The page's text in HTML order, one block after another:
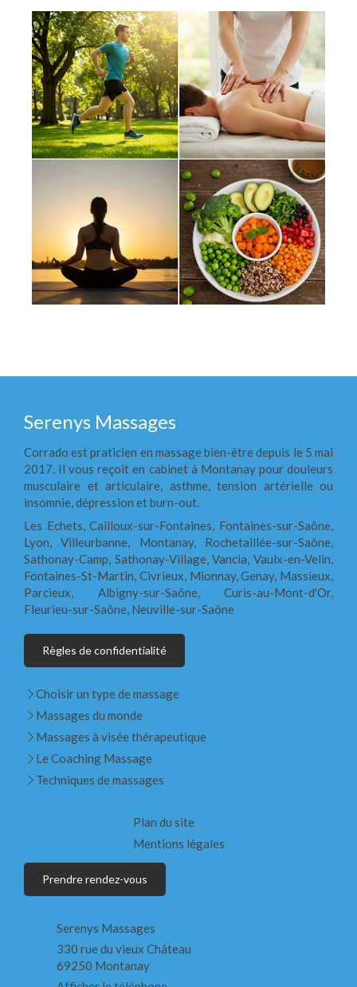
Serenys Massages
Corrado est praticien en massage bien-être depuis le 5 mai
2017. Il vous reçoit en cabinet à Montanay pour douleurs
musculaire et articulaire, asthme, tension artérielle ou
insomnie, dépression et burn-out.
Les Echets, Cailloux-sur-Fontaines, Fontaines-sur-Saône,
Lyon, Villeurbanne, Montanay, Rochetaillée-sur-Saône,
Sathonay-Camp, Sathonay-Village, Vancia, Vaulx-en-Velin,
Fontaines-St-Martin, Civrieux, Mionnay, Genay, Massieux,
Parcieux, Albigny-sur-Saône, Curis-au-Mont-d'Or,
Fleurieu-sur-Saône, Neuville-sur-Saône
Règles de confidentialité
Choisir un type de massage
Massages du monde
Massages à visée thérapeutique
Le Coaching Massage
Techniques de massages
Plan du site
Mentions légales
Prendre rendez-vous
Serenys Massages
330 rue du vieux Château
69250 Montanay